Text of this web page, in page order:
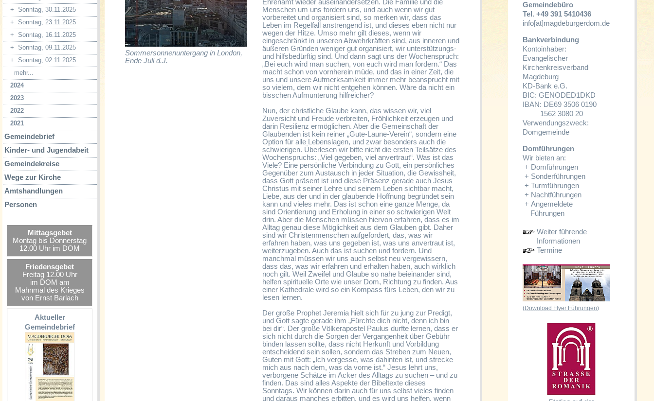
+ Sonntag, 30.11.2025
+ Sonntag, 23.11.2025
+ Sonntag, 16.11.2025
+ Sonntag, 09.11.2025
+ Sonntag, 02.11.2025
mehr...
2024
2023
2022
2021
Gemeindebrief
Kinder- und Jugendabeit
Gemeindekreise
Wege zur Kirche
Amtshandlungen
Personen
Mittagsgebet
Montag bis Donnerstag
12.00 Uhr im DOM
Friedensgebet
Freitag 12.00 Uhr
im DOM am
Mahnmal des Krieges
von Ernst Barlach
Aktueller
Gemeindebrief
Sommersonnenuntergang in London,
Ende Juli d.J.
Ehrenamt wieder auseinandersetzen. Die Familie und die
Menschen um uns fordern uns, und auch wenn wir gut
vorbereitet und organisiert sind, so merken wir, dass das
Leben im Regelfall anstrengend ist, und dieses eben nicht nur
wegen der Hitze. Umso mehr gilt dieses, wenn wir
eingeschränkt in unseren Abwehrkräften sind, aus inneren und
äußeren Gründen weniger gut organisiert, wir unterstützungs-
und hilfsbedürftig sind. Und dann sagt uns der Wochenspruch:
„Bei euch wird man suchen, von euch wird man fordern.“ Das
macht schon von vornherein müde, und das in einer Zeit, die
uns und unsere Aufmerksamkeit immer mehr beansprucht mit
so vielem, dem wir nicht entgehen können. Wäre da nicht ein
bisschen Aufmunterung hilfreicher?
Nun, der christliche Glaube kann, das wissen wir, viel
Zuversicht und Freude verbreiten, Fröhlichkeit erzeugen und
darin Resilienz ermöglichen. Aber die Gemeinschaft der
Glaubenden ist kein reiner „Gute-Laune-Verein“, sondern eine
Option für alle Lebenslagen, und zwar besonders auch die
schwierigen. Überlesen wir bitte nicht die ersten Teilsätze des
Wochenspruchs: „Viel gegeben, viel anvertraut“. Was ist das
Viele? Eine persönliche Verbindung zu Gott, ein persönliches
Gegenüber zum Austausch in jeder Situation, die Gewissheit,
dass Gott präsent ist und diese Präsenz gerade auch Jesus
Christus mit seiner Lehre und seinem Leben sichtbar macht,
Liebe, aus der und in der glaubende Hoffnung begründet sein
kann und vieles mehr. Das ist schon eine ganze Menge, da
sind Orientierung und Erholung in einer so schwierigen Welt
drin. Aber die Menschen müssen hiervon erfahren, dass es im
Alltag genau diese Möglichkeit aus dem Glauben gibt. Daher
sind wir Christenmenschen aufgefordert, das, was wir
erfahren haben, was uns gegeben ist, was uns anvertraut ist,
weiterzugeben. Auch das ist suchen und fordern. Und
manchmal müssen wir uns auch selbst neu vergewissern,
dass das, was wir erfahren und erhalten haben, auch wirklich
noch gilt. Weil Zweifel und Glaube so nahe beieinander sind,
helfen spirituelle Orte wie unser Dom, Richtung zu finden. Aus
einer Kathedrale wird so ein Kompass fürs Leben, den wir zu
lesen lernen.
Der große Prophet Jeremia hielt sich für zu jung zur Predigt,
und Gott sagte gerade ihm „Fürchte dich nicht, denn ich bin
bei dir“. Der große Völkerapostel Paulus durfte lernen, dass er
sich nicht durch die Sorgen der Vergangenheit über Gebühr
binden lassen sollte, dass nicht Herkunft und Vorbildung
entscheidend sein sollen, sondern das Streben zum Neuen,
Guten mit Gott: „Ich vergesse, was dahinten ist, und strecke
mich aus nach dem, was da vorne ist.“ Jesus lehrt uns,
verborgene Schätze im Acker des Alltags zu suchen – und zu
finden. Das sind alles Aspekte der Bibeltexte dieses
Sonntags. Wir können darin auch für uns selbst vieles finden
und daraus manches erbitten, und es wird uns helfen, wenn
Gemeindebüro
Tel. +49 391 5410436
info[at]magdeburgerdom.de
Bankverbindung
Kontoinhaber:
Evangelischer
Kirchenkreisverband
Magdeburg
KD-Bank e.G.
BIC: GENODED1DKD
IBAN: DE69 3506 0190
1562 3080 20
Verwendungszweck:
Domgemeinde
Domführungen
Wir bieten an:
+ Domführungen
+ Sonderführungen
+ Turmführungen
+ Nachtführungen
+ Angemeldete
Führungen
Weiter führende
Informationen
Termine
(Download Flyer Führungen)